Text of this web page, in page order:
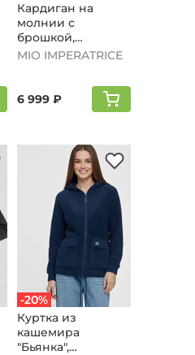
Кардиган на
молнии с
брошкой,
бордовый
MIO IMPERATRICE
6 999 ₽
-20%
Куртка из
кашемира
"Бьянка",